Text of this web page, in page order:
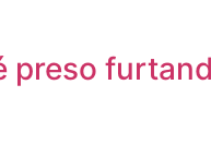
preso